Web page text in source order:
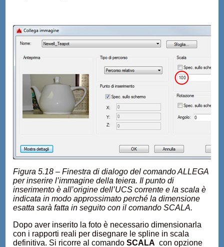
Figura 5.18 – Finestra di dialogo del comando ALLEGA
per inserire l’immagine della teiera. Il punto di
inserimento è all’origine dell’UCS corrente e la scala è
indicata in modo approssimato perché la dimensione
esatta sarà fatta in seguito con il comando SCALA.
Dopo aver inserito la foto è necessario dimensionarla
con i rapporti reali per disegnare le spline in scala
definitiva. Si ricorre al comandoSCALA con opzione